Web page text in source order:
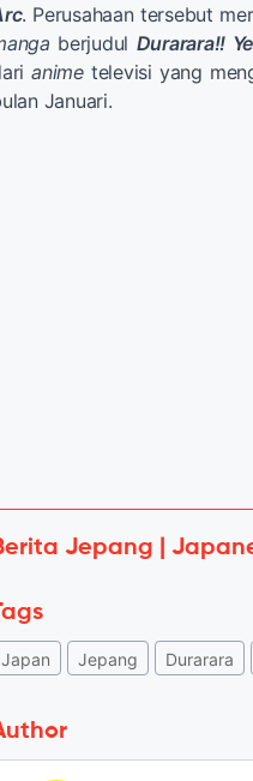
. Perusahaan tersebut
berjudul Durarara!!
animetelevisi yang
Januari.
Jepang |
Japan Jepang Durarara